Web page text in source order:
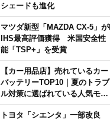
シェードも進化
マツダ新型「MAZDA CX-5」がI
IHS最高評価獲得 米国安全性
能「TSP+」を受賞
【カー用品店】売れているカー
バッテリーTOP10｜夏のトラブ
ル対策に選ばれている人気モデ
ルは？【2026年6月版】
トヨタ「シエンタ」一部改良